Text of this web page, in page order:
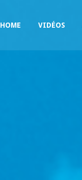
HOME VIDÉOS